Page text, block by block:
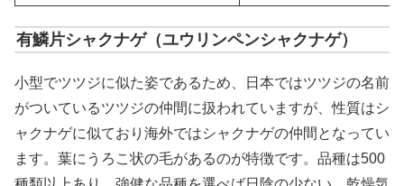
有鱗片シャクナゲ（ユウリンペンシャクナゲ）
小型でツツジに似た姿であるため、日本ではツツジの名前
がついているツツジの仲間に扱われていますが、性質はシ
ャクナゲに似ており海外ではシャクナゲの仲間となってい
ます。葉にうろこ状の毛があるのが特徴です。品種は500